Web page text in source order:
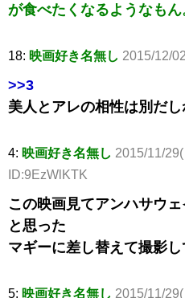
が食べたくなるようなもん
18: 映画好き名無し 2015/12/
>>3
美人とアレの相性は別だし
4: 映画好き名無し 2015/11/
ID:9EzWlKTK
この映画見てアンハサウ
と思った
マギーに差し替えて撮影
5: 映画好き名無し 2015/11/